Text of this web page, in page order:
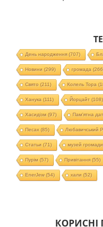
День народження(707)
Новини (299) громада
Свято (211) Колель Тора
Ханука (111) Йорцайт (108)
Хасидізм (97) Пам'ятна
Песах(85) Любавичський
Статьи (71) музей громади
Пурім (57) Привітання(55)
EnerJew(54) хали (52)